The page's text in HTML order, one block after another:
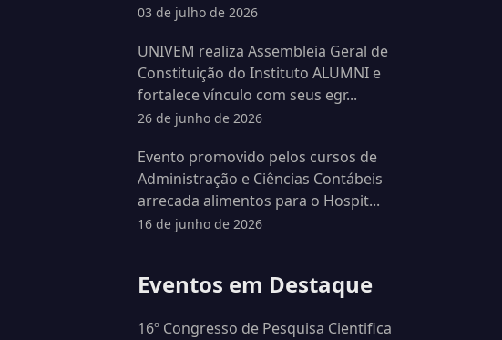
03 de julho de 2026
UNIVEM realiza Assembleia Geral de
Constituição do Instituto ALUMNI e
fortalece vínculo com seus egr...
26 de junho de 2026
Evento promovido pelos cursos de
Administração e Ciências Contábeis
arrecada alimentos para o Hospit...
16 de junho de 2026
Eventos em Destaque
16º Congresso de Pesquisa Cientifica